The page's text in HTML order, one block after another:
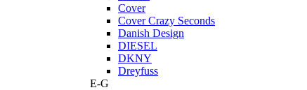
Cover
Cover Crazy Seconds
Danish Design
DIESEL
DKNY
Dreyfuss
E-G